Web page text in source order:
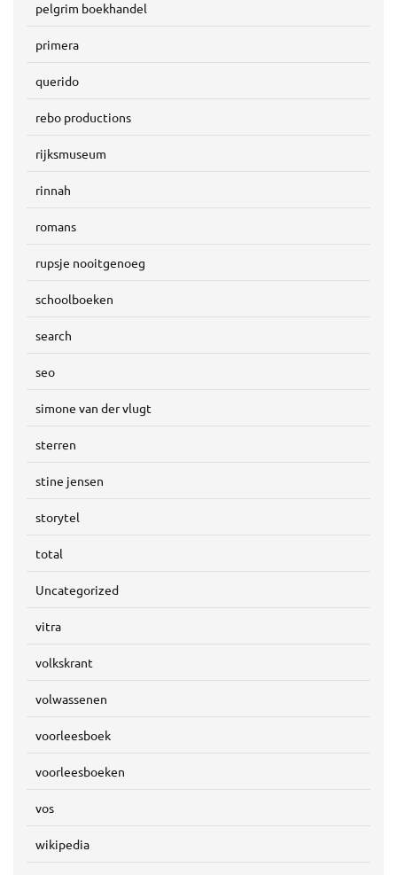
pelgrim boekhandel
primera
querido
rebo productions
rijksmuseum
rinnah
romans
rupsje nooitgenoeg
schoolboeken
search
seo
simone van der vlugt
sterren
stine jensen
storytel
total
Uncategorized
vitra
volkskrant
volwassenen
voorleesboek
voorleesboeken
vos
wikipedia